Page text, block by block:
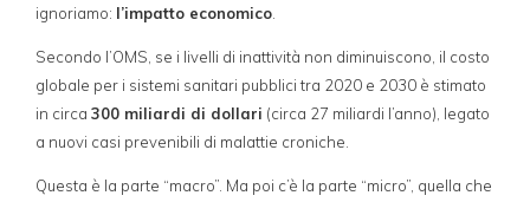
ignoriamo: l’impatto economico.
Secondo l’OMS, se i livelli di inattività non diminuiscono, il costo
globale per i sistemi sanitari pubblici tra 2020 e 2030 è stimato
in circa 300 miliardi di dollari (circa 27 miliardi l’anno), legato
a nuovi casi prevenibili di malattie croniche.
Questa è la parte “macro”. Ma poi c’è la parte “micro”, quella che